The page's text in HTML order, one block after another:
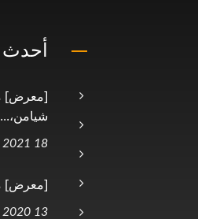
أحدث
[معرض]
شيامن،...
18 May, 2021
[معرض]
13 Oct, 2020